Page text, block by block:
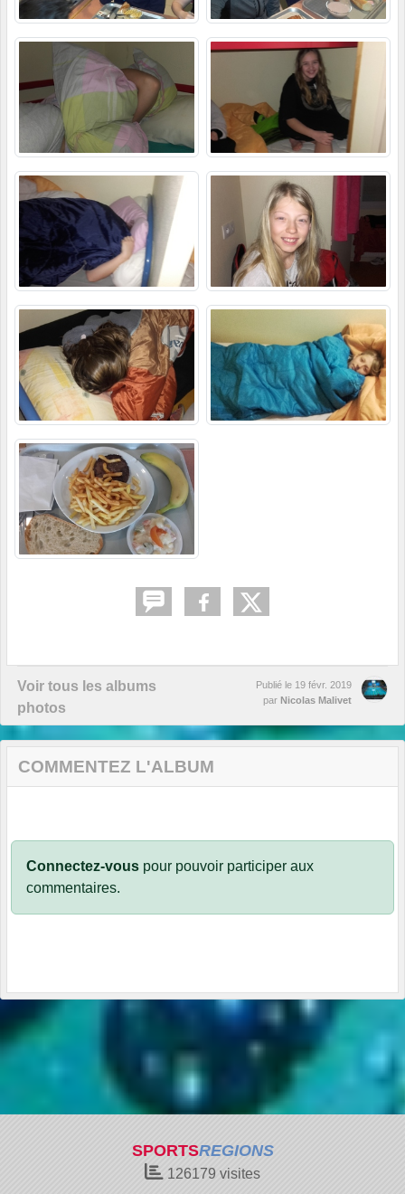
Voir tous les albums
photos
Publié le 19 févr. 2019
par Nicolas Malivet
COMMENTEZ L'ALBUM
Connectez-vous pour pouvoir participer aux
commentaires.
SPORTSREGIONS
126179 visites